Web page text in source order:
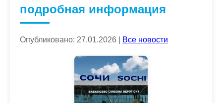
подробная информация
Опубликовано: 27.01.2026 | Все новости